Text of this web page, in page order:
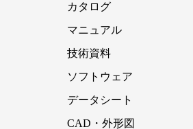
カタログ
マニュアル
技術資料
ソフトウェア
データシート
CAD・外形図